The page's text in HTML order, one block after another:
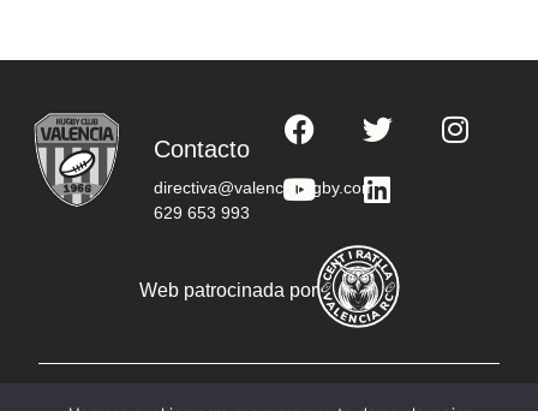
Contacto
directiva@valenciarugby.com
629 653 993
Web patrocinada por